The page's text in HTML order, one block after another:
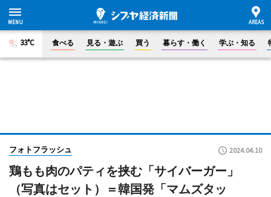
33°C 食べる 見る・遊ぶ 買う 暮らす・働く 学ぶ・知る
フォトフラッシュ 2024.04.10
鶏もも肉のパティを挟む「サイバーガー」
（写真はセット）＝韓国発「マムズタッ